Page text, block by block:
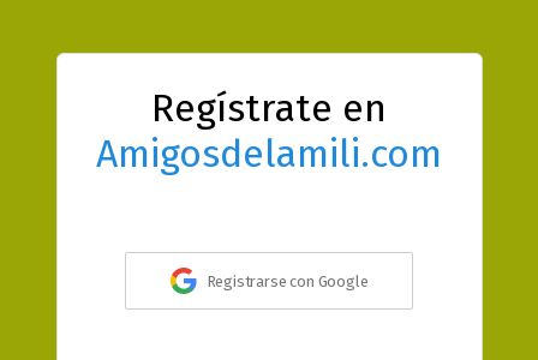
Regístrate en
Amigosdelamili.com
Registrarse con Google